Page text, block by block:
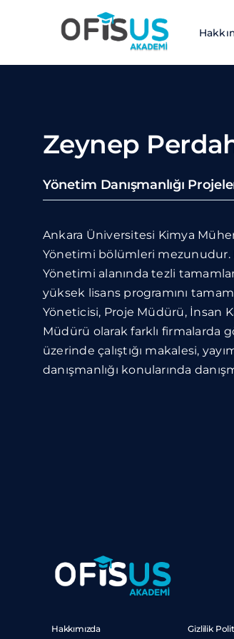
Zeynep
Yönetim Danışmanlığı
Ankara Üniversitesi Kimya
Yönetimi bölümleri mezunudur.
Yönetimi alanında tezli
yüksek lisans programını
Yöneticisi, Proje Müdürü, İnsan
Müdürü olarak farklı firmalarda
üzerinde çalıştığı makalesi,
danışmanlığı konularında
Hakkımızda Gizlilik